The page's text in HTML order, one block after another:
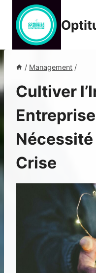
contenu
/ Management /
Cultiver
Crise